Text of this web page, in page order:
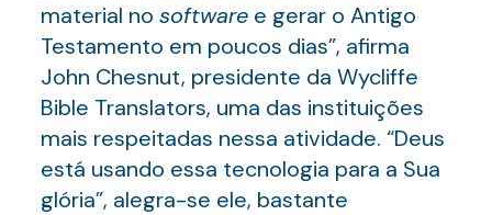
material no softwaree gerar o Antigo
Testamento em poucos dias”, afirma
John Chesnut, presidente da Wycliffe
Bible Translators, uma das instituições
mais respeitadas nessa atividade. “Deus
está usando essa tecnologia para a Sua
glória”, alegra-se ele, bastante